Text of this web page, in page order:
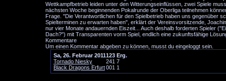
Wettkampfbetrieb leiden unter den Witterungseinflüssen, zwei Spiele
nächsten Woche beginnenden Pokalrunde der Oberliga teilnehmen
Frage. "Die Verantwortlichen für den Spielbetrieb haben uns gegenüber
Spielterminen zu erwarten haben", erklärt der Vereinsvorsitzende,
nur vier Monate andauernden Eiszeit... Auch deshalb forderten Spieler
Dach?") mit Transparenten vorm Spiel, endlich eine zukunftsfähige
Kommentare
Um einen Kommentar abgeben zu können, musst du eingeloggt sein.
Sa, 26. Februar 2011123 Erg.
Tornado Niesky
241 7
Black Dragons Erfurt001 1